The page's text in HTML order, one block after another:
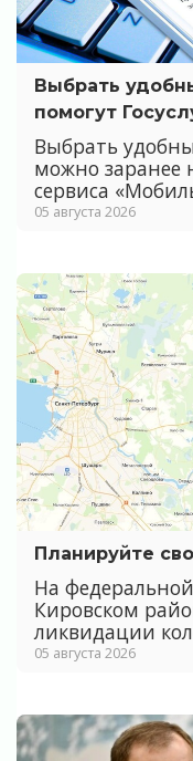
Выбрать
помогут
Выбрать
можно заранее
сервиса
05 августа 2026
Планируйте
На
Кировском
ликвидации
05 августа 2026